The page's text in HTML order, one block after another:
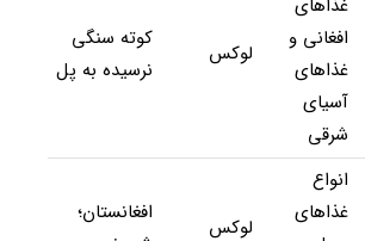
غذاهای
افغانی و
غذاهای
آسیای
شرقی
لوکس
کوته سنگی
نرسیده به پل
انواع
غذاهای
لوکس
افغانستان؛